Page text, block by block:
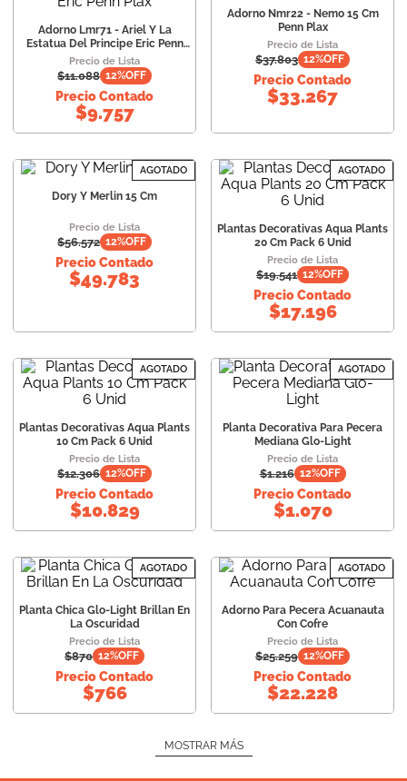
Adorno Lmr71 - Ariel Y La
Estatua Del Principe Eric Penn
Plax
Precio de Lista
$11.088 12%OFF
Precio Contado
$9.757
Adorno Nmr22 - Nemo 15 Cm
Penn Plax
Precio de Lista
$37.803 12%OFF
Precio Contado
$33.267
AGOTADO
Dory Y Merlin 15 Cm
Precio de Lista
$56.572 12%OFF
Precio Contado
$49.783
AGOTADO
Plantas Decorativas Aqua Plants
20 Cm Pack 6 Unid
Precio de Lista
$19.541 12%OFF
Precio Contado
$17.196
AGOTADO
Plantas Decorativas Aqua Plants
10 Cm Pack 6 Unid
Precio de Lista
$12.306 12%OFF
Precio Contado
$10.829
AGOTADO
Planta Decorativa Para Pecera
Mediana Glo-Light
Precio de Lista
$1.216 12%OFF
Precio Contado
$1.070
AGOTADO
Planta Chica Glo-Light Brillan En
La Oscuridad
Precio de Lista
$870 12%OFF
Precio Contado
$766
AGOTADO
Adorno Para Pecera Acuanauta
Con Cofre
Precio de Lista
$25.259 12%OFF
Precio Contado
$22.228
MOSTRAR MÁS